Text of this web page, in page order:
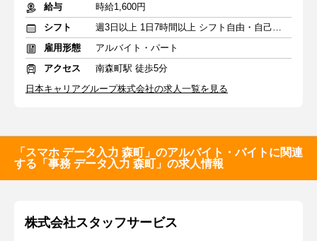
給与
時給1,600円
シフト
週3日以上 1日7時間以上 シフト自由・自己申告
雇用形態
アルバイト・パート
アクセス
南森町駅 徒歩5分
日本キャリアグループ株式会社の求人一覧を見る
「スマホ データ入力 森町」のアルバイト・バイトに関連
する「事務 データ入力 森町」の求人情報
株式会社スタッフサービス